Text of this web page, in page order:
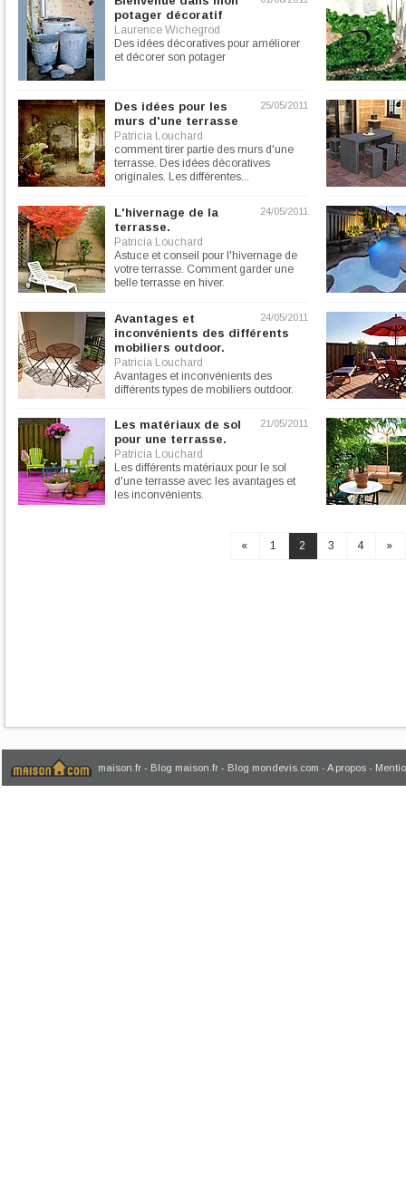
potager décoratif
Laurence Wichegrod
Des idées décoratives pour améliorer
et décorer son potager
25/05/2011
Des idées pour les
murs d'une terrasse
Patricia Louchard
comment tirer partie des murs d'une
terrasse. Des idées décoratives
originales. Les différentes...
24/05/2011
L'hivernage de la
terrasse.
Patricia Louchard
Astuce et conseil pour l'hivernage de
votre terrasse. Comment garder une
belle terrasse en hiver.
24/05/2011
Avantages et
inconvénients des différents
mobiliers outdoor.
Patricia Louchard
Avantages et inconvénients des
différents types de mobiliers outdoor.
21/05/2011
Les matériaux de sol
pour une terrasse.
Patricia Louchard
Les différents matériaux pour le sol
d'une terrasse avec les avantages et
les inconvénients.
« 1 2 3 4 »
maison.fr - Blog maison.fr - Blog mondevis.com - A propos -